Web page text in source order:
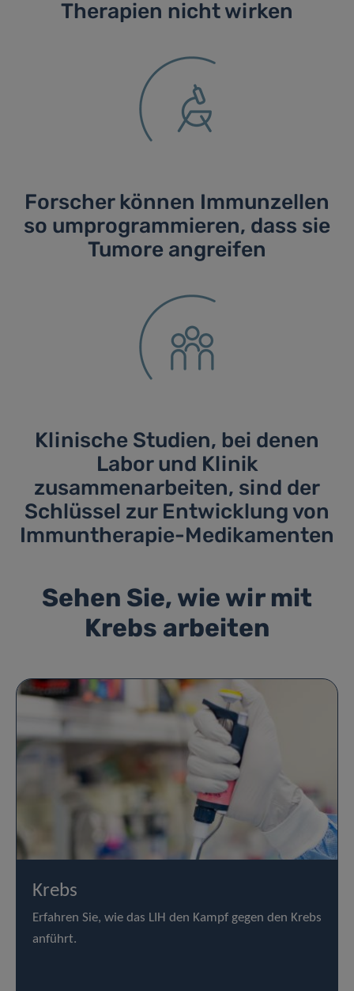
Therapien nicht wirken
Forscher können Immunzellen
so umprogrammieren, dass sie
Tumore angreifen
Klinische Studien, bei denen
Labor und Klinik
zusammenarbeiten, sind der
Schlüssel zur Entwicklung von
Immuntherapie-Medikamenten
Sehen Sie, wie wir mit
Krebs arbeiten
Krebs
Erfahren Sie, wie das LIH den Kampf gegen den Krebs
anführt.